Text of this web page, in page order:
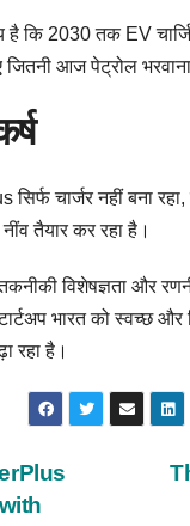
है कि 2030 तक EV
जितनी आज पेट्रोल
चार्जर नहीं बना
तैयार कर रहा है।
विशेषज्ञता और
भारत को स्वच्छ और
रहा है।